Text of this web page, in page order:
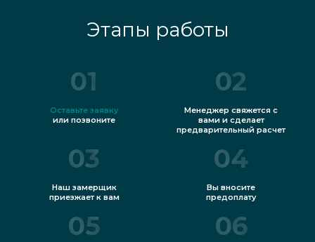
Этапы работы
01
Оставьте заявку
или позвоните
02
Менеджер свяжется с
вами и сделает
предварительный расчет
03
Наш замерщик
приезжает к вам
04
Вы вносите
предоплату
05 06